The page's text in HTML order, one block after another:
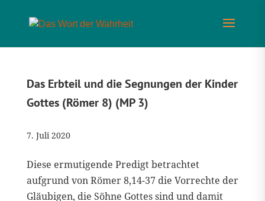
Das Erbteil und die Segnungen der Kinder
Gottes (Römer 8) (MP 3)
7. Juli 2020
Diese ermutigende Predigt betrachtet
aufgrund von Römer 8,14-37 die Vorrechte der
Gläubigen, die Söhne Gottes sind und damit